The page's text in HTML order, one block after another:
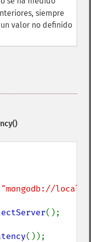
siempre
valor no definido
"mongodb://
();
());